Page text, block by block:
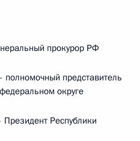
прокурор РФ
представитель
округе
Республики